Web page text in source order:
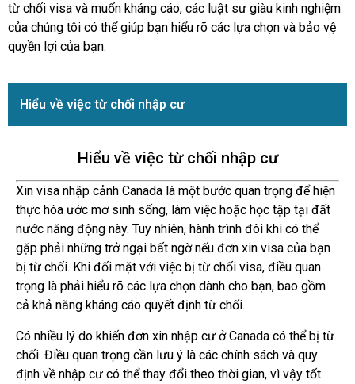
từ chối visa và muốn kháng cáo, các luật sư giàu kinh nghiệm
của chúng tôi có thể giúp bạn hiểu rõ các lựa chọn và bảo vệ
quyền lợi của bạn.
Hiểu về việc từ chối nhập cư
Hiểu về việc từ chối nhập cư
Xin visa nhập cảnh Canada là một bước quan trọng để hiện
thực hóa ước mơ sinh sống, làm việc hoặc học tập tại đất
nước năng động này. Tuy nhiên, hành trình đôi khi có thể
gặp phải những trở ngại bất ngờ nếu đơn xin visa của bạn
bị từ chối. Khi đối mặt với việc bị từ chối visa, điều quan
trọng là phải hiểu rõ các lựa chọn dành cho bạn, bao gồm
cả khả năng kháng cáo quyết định từ chối.
Có nhiều lý do khiến đơn xin nhập cư ở Canada có thể bị từ
chối. Điều quan trọng cần lưu ý là các chính sách và quy
định về nhập cư có thể thay đổi theo thời gian, vì vậy tốt